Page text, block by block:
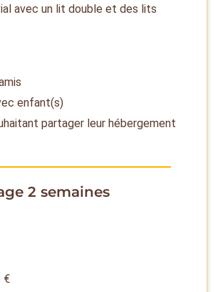
avec un lit double et des lits
enfant(s)
partager leur hébergement
2 semaines
€